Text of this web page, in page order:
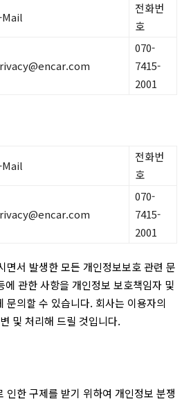
Mail
전화번
호
070-
7415-
2001
Mail
전화번
호
070-
7415-
2001
면서 발생한 모든 개인정보보호 관련 문
에 관한 사항을 개인정보 보호책임자 및
문의할 수 있습니다. 회사는 이용자의
및 처리해 드릴 것입니다.
인한 구제를 받기 위하여 개인정보 분쟁